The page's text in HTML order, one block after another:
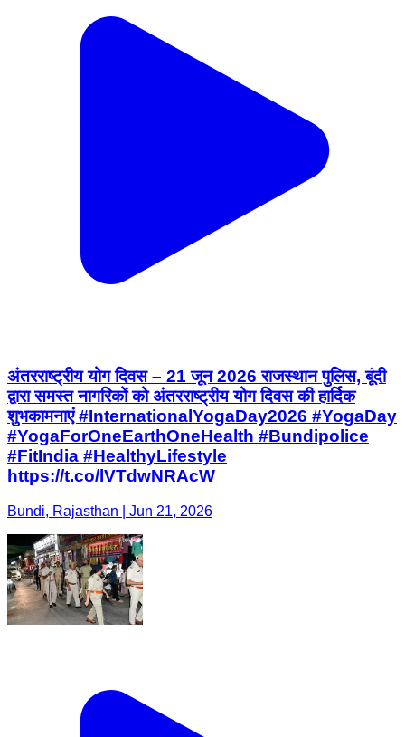
अंतरराष्ट्रीय योग दिवस – 21 जून 2026 राजस्थान पुलिस, बूंदी
द्वारा समस्त नागरिकों को अंतरराष्ट्रीय योग दिवस की हार्दिक
शुभकामनाएं #InternationalYogaDay2026 #YogaDay
#YogaForOneEarthOneHealth #Bundipolice
#FitIndia #HealthyLifestyle
https://t.co/lVTdwNRAcW
Bundi, Rajasthan | Jun 21, 2026